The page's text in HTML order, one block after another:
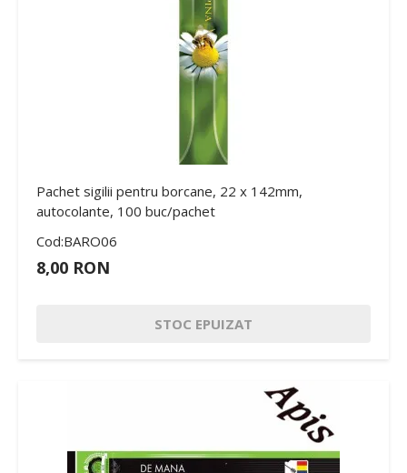
Pachet sigilii pentru borcane, 22 x 142mm,
autocolante, 100 buc/pachet
Cod:BARO06
8,00 RON
STOC EPUIZAT